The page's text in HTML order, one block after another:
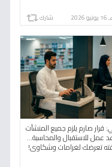
شارك
قرار صارم يلزم جميع المنشآت
عمل للاستقبال والمحاسبة…
تعرضك لغرامات وشكاوى!